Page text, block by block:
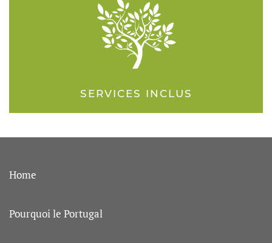
SERVICES INCLUS
Home
Pourquoi le Portugal